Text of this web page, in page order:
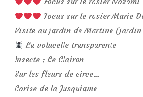
Focus sur le rosier Marie
Visite au jardin de Martine
La volucelle transparente
Insecte : Le Clairon
Sur les fleurs de circe…
Corise de la Jusquiame